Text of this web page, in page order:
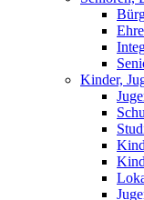
Kinder,